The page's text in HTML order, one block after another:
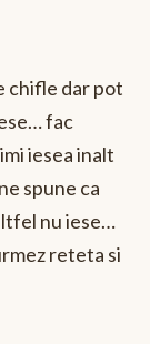
chifle dar pot
fac
iesea inalt
spune ca
nu iese…
reteta si